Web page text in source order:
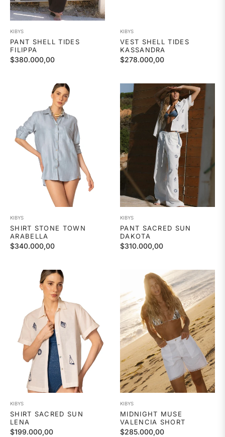
KIBYS
PANT SHELL TIDES
FILIPPA
Precio
$380.000,00
KIBYS
VEST SHELL TIDES
KASSANDRA
Precio
$278.000,00
KIBYS
SHIRT STONE TOWN
ARABELLA
Precio
$340.000,00
KIBYS
PANT SACRED SUN
DAKOTA
Precio
$310.000,00
KIBYS
SHIRT SACRED SUN
LENA
Precio
$199.000,00
KIBYS
MIDNIGHT MUSE
VALENCIA SHORT
Precio
$285.000,00